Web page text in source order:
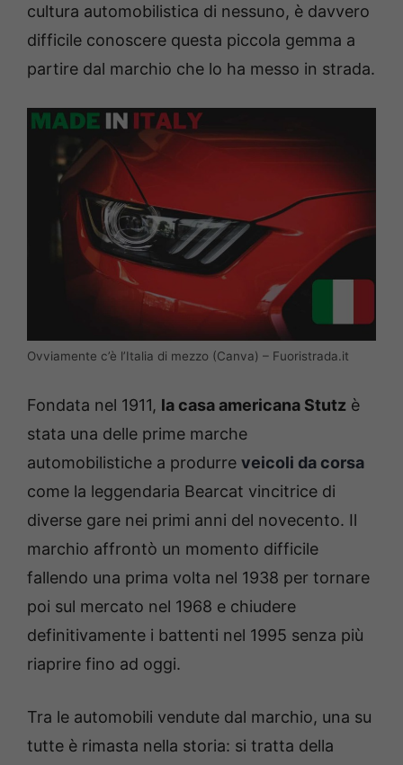
cultura automobilistica di nessuno, è davvero
difficile conoscere questa piccola gemma a
partire dal marchio che lo ha messo in strada.
Ovviamente c’è l’Italia di mezzo (Canva) – Fuoristrada.it
Fondata nel 1911, la casa americana Stutz è
stata una delle prime marche
automobilistiche a produrre veicoli da corsa
come la leggendaria Bearcat vincitrice di
diverse gare nei primi anni del novecento. Il
marchio affrontò un momento difficile
fallendo una prima volta nel 1938 per tornare
poi sul mercato nel 1968 e chiudere
definitivamente i battenti nel 1995 senza più
riaprire fino ad oggi.
Tra le automobili vendute dal marchio, una su
tutte è rimasta nella storia: si tratta della